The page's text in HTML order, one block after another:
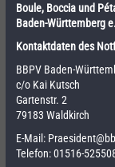
Boule, Boccia und
Baden-Württemberg
Kontaktdaten des
BBPV Baden-
c/o Kai Kutsch
Gartenstr. 2
79183 Waldkirch
E-Mail:
Telefon:01516-